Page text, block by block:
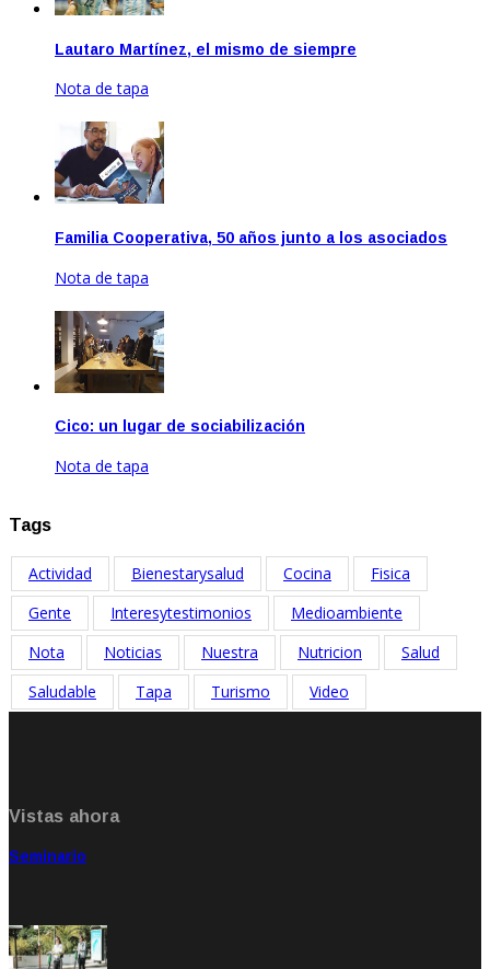
Lautaro Martínez, el mismo de siempre
Nota de tapa
Familia Cooperativa, 50 años junto a los asociados
Nota de tapa
Cico: un lugar de sociabilización
Nota de tapa
Tags
Actividad Bienestarysalud Cocina
Fisica
Gente
Interesytestimonios
Medioambiente
Nota
Noticias Nuestra Nutricion
Salud
Saludable
Tapa Turismo Video
Vistas ahora
Seminario